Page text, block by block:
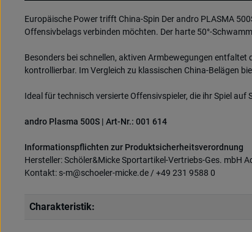
Europäische Power trifft China-Spin Der andro PLASMA
Offensivbelags verbinden möchten. Der harte 50°-
Besonders bei schnellen, aktiven Armbewegungen
kontrollierbar. Im Vergleich zu klassischen China-Belägen
Ideal für technisch versierte Offensivspieler, die ihr Spiel
andro Plasma 500S | Art-Nr.: 001 614
Informationspflichten zur Produktsicherheitsverordnung
Hersteller: Schöler&Micke Sportartikel-Vertriebs-Ges. mbH
Kontakt: s-m@schoeler-micke.de / +49 231 9588 0
Charakteristik: